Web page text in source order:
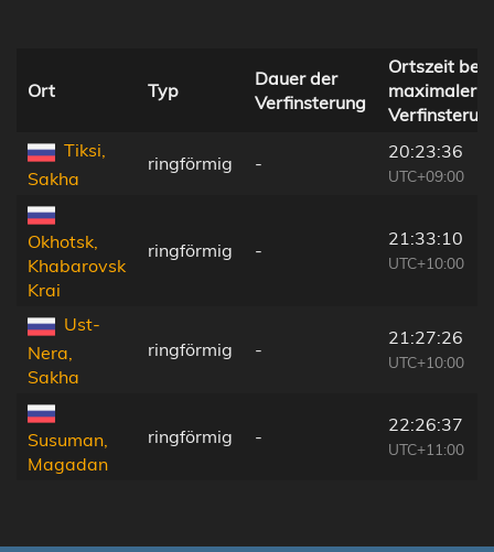
Ort Typ
Dauer der
Verfinsterung
Ortszeit bei
maximaler
Tiksi,
Sakha
ringförmig -
20:23:36
UTC+09:00
Okhotsk,
Khabarovsk
Krai
ringförmig -
21:33:10
UTC+10:00
Ust-
Nera,
Sakha
ringförmig -
21:27:26
UTC+10:00
Susuman,
Magadan
ringförmig -
22:26:37
UTC+11:00